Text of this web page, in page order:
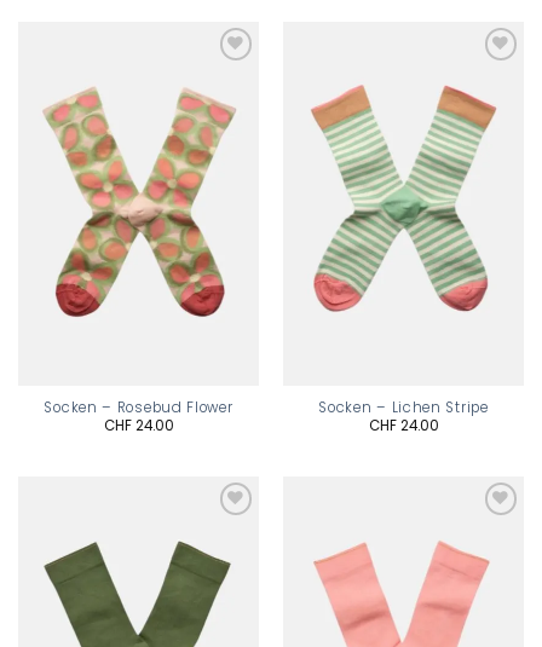
Socken – Rosebud Flower
CHF24.00
Socken – Lichen Stripe
CHF24.00